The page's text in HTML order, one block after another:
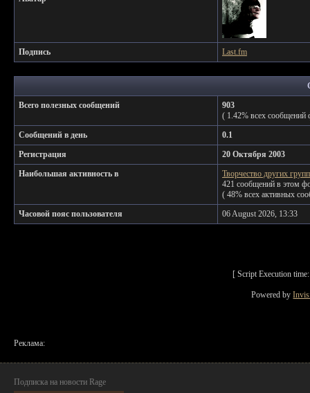
Подпись Last.fm
Всего полезных сообщений
903
( 1.42% всех сообщений
Сообщений в день
0.1
Регистрация
20 Октября 2003
Наибольшая активность в
Творчество других групп
421 сообщений в этом
( 48% всех активных
Часовой пояс пользователя
06 August 2026, 13:33
[ Script Execution
Powered by
Реклама:
Подписка на новости Rage